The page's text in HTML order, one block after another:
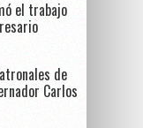
el trabajo
de
Carlos